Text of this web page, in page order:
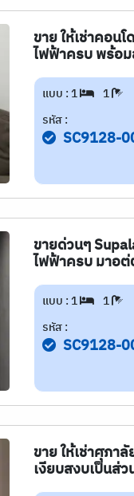
ขาย ให้เช่าคอน
ไฟฟ้าครบ พร้อม
แบบ : 1 1
รหัส :
SC9128-
ขายด่วนๆ
ไฟฟ้าครบ มาอต่
แบบ : 1 1
รหัส :
SC9128-
ขาย ให้เช่าศุภ
เงียบสงบเป็นส่